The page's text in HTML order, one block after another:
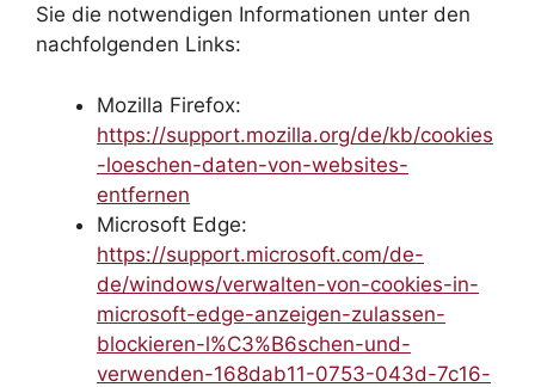
Sie die notwendigen Informationen unter den
nachfolgenden Links:
Mozilla Firefox:
https://support.mozilla.org/de/kb/cookies
-loeschen-daten-von-websites-
entfernen
Microsoft Edge:
https://support.microsoft.com/de-
de/windows/verwalten-von-cookies-in-
microsoft-edge-anzeigen-zulassen-
blockieren-l%C3%B6schen-und-
verwenden-168dab11-0753-043d-7c16-